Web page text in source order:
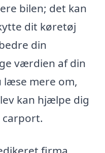
bilen; det kan
dit køretøj
din
værdien af din
læse mere om,
kan hjælpe dig
carport.